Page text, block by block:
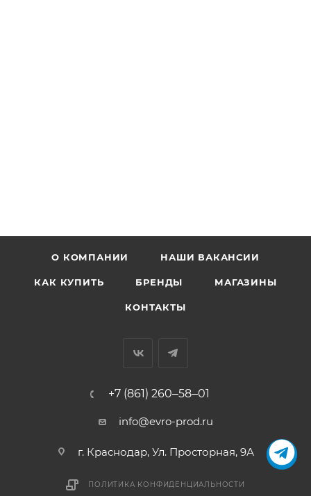
О КОМПАНИИ НАШИ ВАКАНСИИ
КАК КУПИТЬ БРЕНДЫ МАГАЗИНЫ
КОНТАКТЫ
+7 (861) 260‒58‒01
info@evro-prod.ru
г. Краснодар, ​Ул. Просторная, 9А
ПОЛИТИКА КОНФИДЕНЦИАЛЬНОСТИ